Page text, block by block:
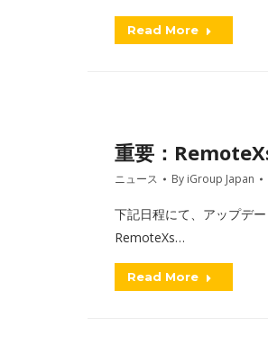
Read More
重要：
ニュース By iGroup Japan
下記日程にて、アップデ
RemoteXs…
Read More